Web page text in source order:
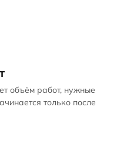
объём работ, нужные
только после